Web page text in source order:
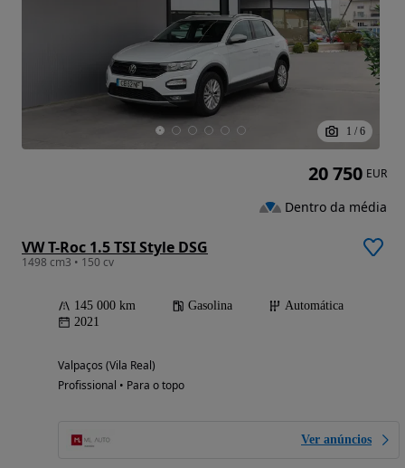
1 / 6
VW T-Roc 1.5 TSI Style DSG
1498 cm3 • 150 cv
145 000 km Gasolina
Automática
2021
Valpaços (Vila Real)
Profissional • Para o topo
Ver anúncios
20 750 EUR
Dentro da média